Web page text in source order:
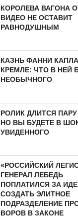
КОРОЛЕВА ВАГОНА
ВИДЕО НЕ ОСТАВИТ
РАВНОДУШНЫМ
КАЗНЬ ФАННИ
КРЕМЛЕ: ЧТО В НЕЙ
НЕОБЫЧНОГО
РОЛИК ДЛИТСЯ ПАРУ
НО ВЫ БУДЕТЕ В
УВИДЕННОГО
«РОССИЙСКИЙ
ГЕНЕРАЛ ЛЕБЕДЬ
ПОПЛАТИЛСЯ ЗА
СОЗДАТЬ ЭЛИТНОЕ
ПОДРАЗДЕЛЕНИЕ
ВОРОВ В ЗАКОНЕ